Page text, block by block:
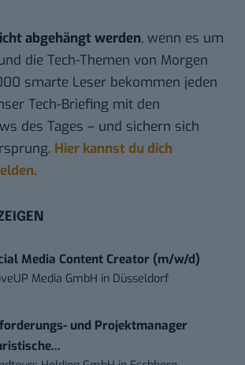
abgehängt werden, wenn es um
die Tech-Themen von Morgen
smarte Leser bekommen jeden
Tech-Briefing mit den
des Tages – und sichern sich
Hier kannst du dich
Media Content Creator (m/w/d)
Media GmbH in Düsseldorf
und Projektmanager